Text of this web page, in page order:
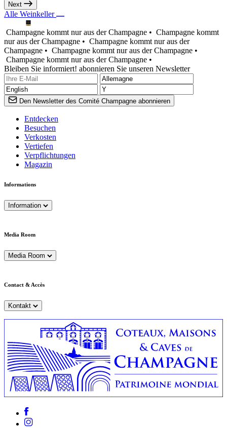
Next
Alle Weinkeller
Champagne kommt nur aus der Champagne • Champagne kommt
nur aus der Champagne • Champagne kommt nur aus der
Champagne • Champagne kommt nur aus der Champagne •
Champagne kommt nur aus der Champagne •
Bleiben Sie informiert! abonnieren Sie unseren Newsletter
Den Newsletter des Comité Champagne abonnieren
Entdecken
Besuchen
Verkosten
Vertiefen
Verpflichtungen
Magazin
Informations
Information
Media Room
Media Room
Contact & Accès
Kontakt